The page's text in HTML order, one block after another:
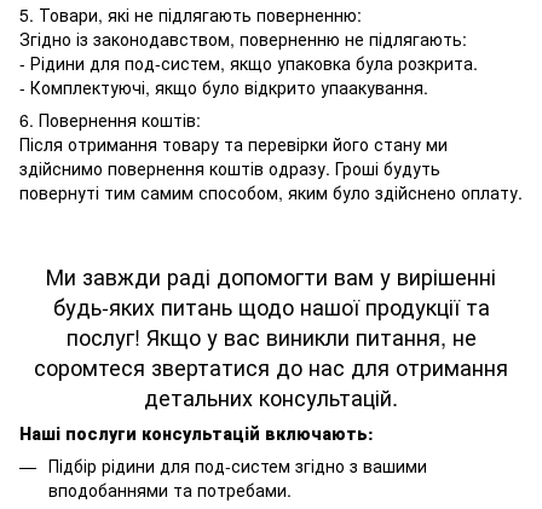
5. Товари, які не підлягають поверненню:
Згідно із законодавством, поверненню не підлягають:
- Рідини для под-систем, якщо упаковка була розкрита.
- Комплектуючі, якщо було відкрито упаакування.
6. Повернення коштів:
Після отримання товару та перевірки його стану ми
здійснимо повернення коштів одразу. Гроші будуть
повернуті тим самим способом, яким було здійснено оплату.
Ми завжди раді допомогти вам у вирішенні
будь-яких питань щодо нашої продукції та
послуг! Якщо у вас виникли питання, не
соромтеся звертатися до нас для отримання
детальних консультацій.
Наші послуги консультацій включають:
Підбір рідини для под-систем згідно з вашими
вподобаннями та потребами.